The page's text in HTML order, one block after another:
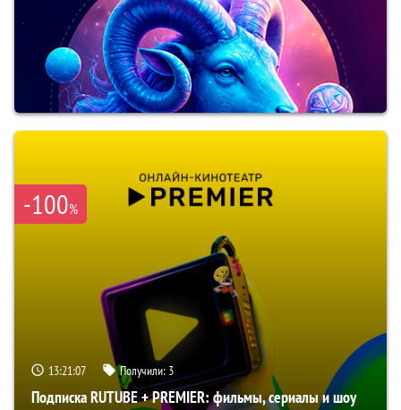
-100%
13:21:06 Получили: 3
Подписка RUTUBE + PREMIER: фильмы, сериалы и шоу